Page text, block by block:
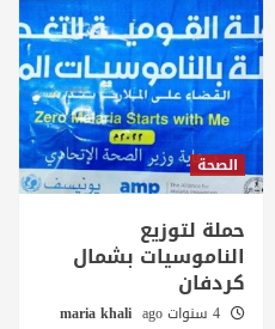
الصحة
حملة لتوزيع
الناموسيات بشمال
كردفان
4 سنوات ago maria khali